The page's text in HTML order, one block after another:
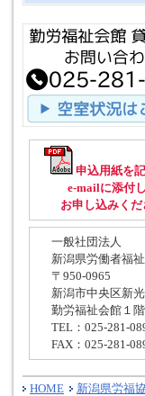
申込用紙を記
e-mailに添付
お申し込みくだ
一般社団法人
新潟県労働者福
〒950-0965
新潟市中央区新
勤労福祉会館１階
TEL：025-281-
FAX：025-281-
HOME 新潟県労福